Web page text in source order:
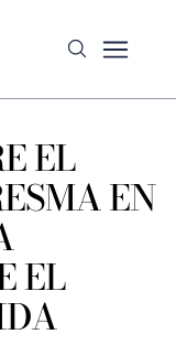
EL
EN
EL